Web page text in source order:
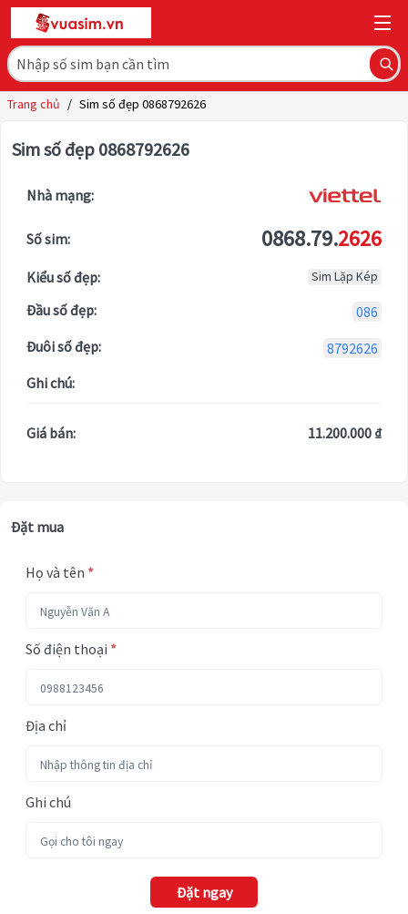
Trang chủ / Sim số đẹp 0868792626
Sim số đẹp 0868792626
Nhà mạng:
Số sim: 0868.79.2626
Kiểu số đẹp: Sim Lặp Kép
Đầu số đẹp:
086
Đuôi số đẹp:
8792626
Ghi chú:
Giá bán: 11.200.000 ₫
Đặt mua
Họ và tên *
Số điện thoại *
Địa chỉ
Ghi chú
Đặt ngay